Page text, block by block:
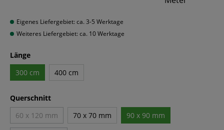
Eigenes Liefergebiet: ca. 3-5 Werktage
Weiteres Liefergebiet: ca. 10 Werktage
Länge
300 cm
400 cm
Querschnitt
60 x 120 mm
70 x 70 mm 90 x 90 mm